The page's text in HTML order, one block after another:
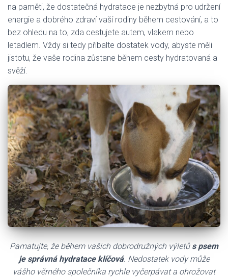
na paměti, že dostatečná hydratace je nezbytná pro udržení
energie a dobrého zdraví vaší rodiny během cestování, a to
bez ohledu na to, zda cestujete autem, vlakem nebo
letadlem. Vždy si tedy přibalte dostatek vody, abyste měli
jistotu, že vaše rodina zůstane během cesty hydratovaná a
svěží.
Pamatujte, že během vašich dobrodružných výletů s psem
je správná hydratace klíčová. Nedostatek vody může
vášho věrného společníka rychle vyčerpávat a ohrožovat